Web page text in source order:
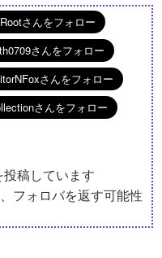
稿しています
フォロバを返す可能性